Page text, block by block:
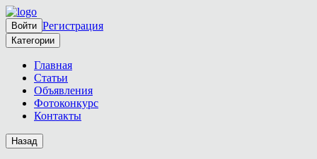
Войти Регистрация
Категории
Главная
Статьи
Объявления
Фотоконкурс
Контакты
Назад